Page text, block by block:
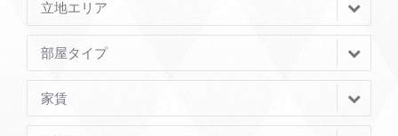
立地エリア
部屋タイプ
家賃